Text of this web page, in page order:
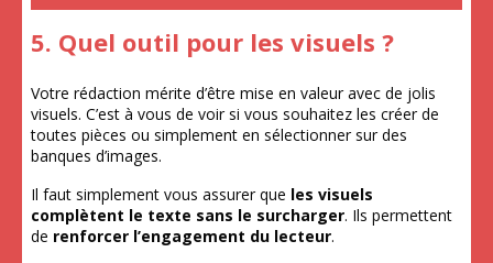
5. Quel outil pour les visuels ?
Votre rédaction mérite d’être mise en valeur avec de jolis
visuels. C’est à vous de voir si vous souhaitez les créer de
toutes pièces ou simplement en sélectionner sur des
banques d’images.
Il faut simplement vous assurer que les visuels
complètent le texte sans le surcharger. Ils permettent
de renforcer l’engagement du lecteur.